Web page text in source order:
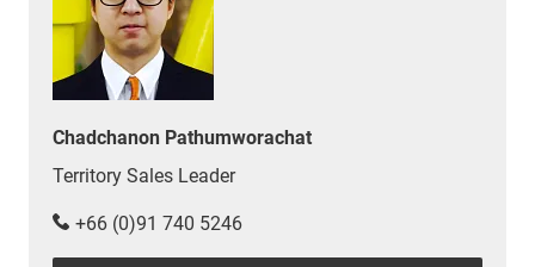
Chadchanon Pathumworachat
Territory Sales Leader
+66 (0)91 740 5246